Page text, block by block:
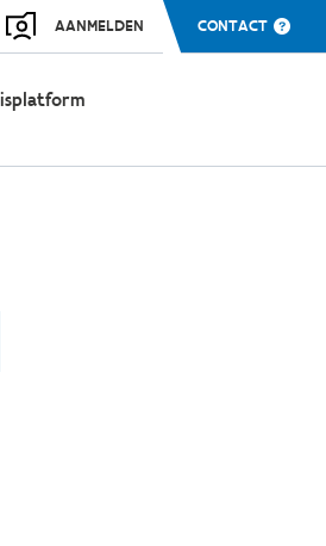
AANMELDEN CONTACT